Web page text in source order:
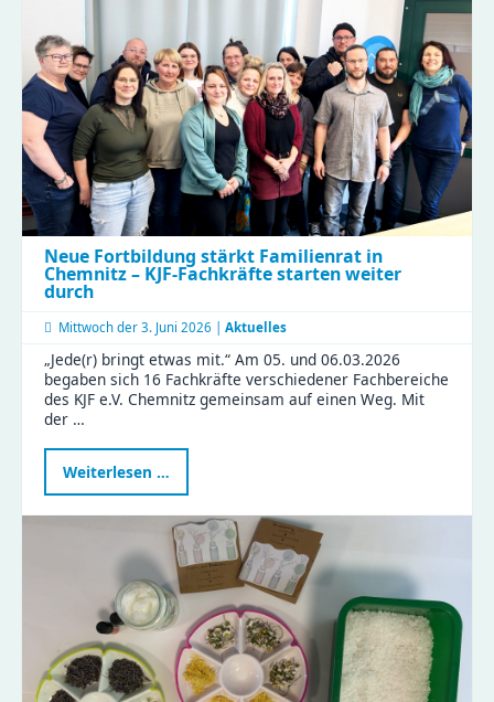
Alltag
hautnah
beim
Perspektivwechsel
in
Wittgensdorf
Neue Fortbildung stärkt Familienrat in
Chemnitz – KJF-Fachkräfte starten weiter
durch
Mittwoch der 3. Juni 2026 | Aktuelles
„Jede(r) bringt etwas mit.“ Am 05. und 06.03.2026
begaben sich 16 Fachkräfte verschiedener Fachbereiche
des KJF e.V. Chemnitz gemeinsam auf einen Weg. Mit
der …
Weiterlesen …
Fortbildung
stärkt
Familienrat
in
Chemnitz
–
KJF-
Fachkräfte
starten
weiter
durch